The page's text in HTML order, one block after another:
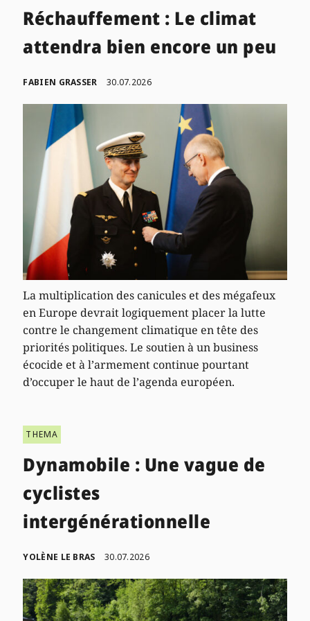
Réchauffement : Le climat
attendra bien encore un peu
FABIEN GRASSER 30.07.2026
La multiplication des canicules et des mégafeux
en Europe devrait logiquement placer la lutte
contre le changement climatique en tête des
priorités politiques. Le soutien à un business
écocide et à l’armement continue pourtant
d’occuper le haut de l’agenda européen.
THEMA
Dynamobile : Une vague de
cyclistes
intergénérationnelle
YOLÈNE LE BRAS 30.07.2026